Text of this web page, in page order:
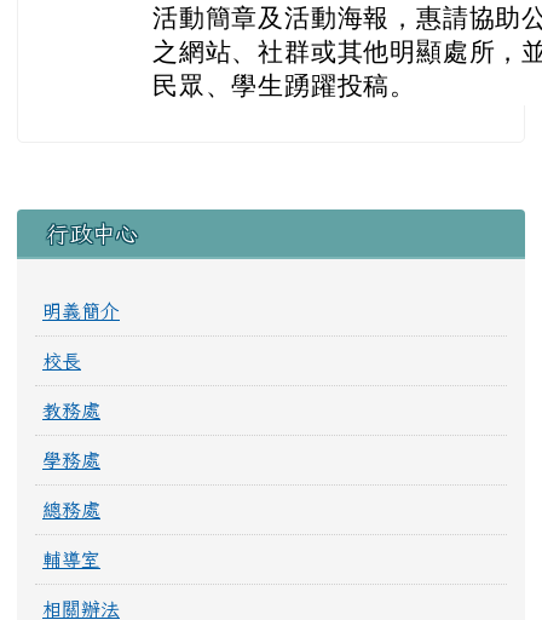
活動簡章及活動海報，惠請協助
之網站、社群或其他明顯處所，
民眾、學生踴躍投稿。
左邊區域內容
行政中心
明義簡介
校長
教務處
學務處
總務處
輔導室
相關辦法